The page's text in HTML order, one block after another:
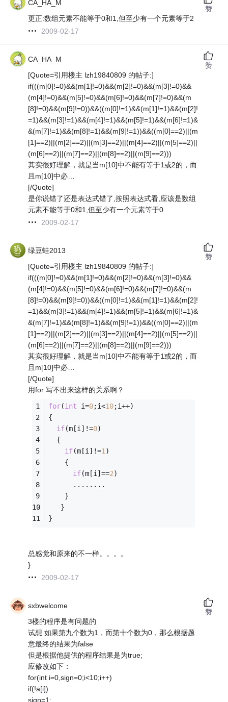
CA_HA_M
更正:数组元素不能等于0和1,但至少有一个元素等于2
2009-02-17
赞
CA_HA_M
[Quote=引用楼主 lzh19840809 的帖子:]
if(((m[0]!=0)&&(m[1]!=0)&&(m[2]!=0)&&(m[3]!=0)&&
(m[4]!=0)&&(m[5]!=0)&&(m[6]!=0)&&(m[7]!=0)&&(m
[8]!=0)&&(m[9]!=0))&&((m[0]!=1)&&(m[1]!=1)&&(m[2]!
=1)&&(m[3]!=1)&&(m[4]!=1)&&(m[5]!=1)&&(m[6]!=1)&
&(m[7]!=1)&&(m[8]!=1)&&(m[9]!=1))&&((m[0]==2)||(m
[1]==2)||(m[2]==2)||(m[3]==2)||(m[4]==2)||(m[5]==2)||
(m[6]==2)||(m[7]==2)||(m[8]==2)||(m[9]==2)))
其实很好理解，就是当m[10]中不能有等于1或2的，而
且m[10]中必…
[/Quote]
是你说错了还是表达式错了,按照表达式看,应该是数组
元素不能等于0和1,但至少有一个元素等于0
2009-02-17
赞
绿豆蛙2013
[Quote=引用楼主 lzh19840809 的帖子:]
if(((m[0]!=0)&&(m[1]!=0)&&(m[2]!=0)&&(m[3]!=0)&&
(m[4]!=0)&&(m[5]!=0)&&(m[6]!=0)&&(m[7]!=0)&&(m
[8]!=0)&&(m[9]!=0))&&((m[0]!=1)&&(m[1]!=1)&&(m[2]!
=1)&&(m[3]!=1)&&(m[4]!=1)&&(m[5]!=1)&&(m[6]!=1)&
&(m[7]!=1)&&(m[8]!=1)&&(m[9]!=1))&&((m[0]==2)||(m
[1]==2)||(m[2]==2)||(m[3]==2)||(m[4]==2)||(m[5]==2)||
(m[6]==2)||(m[7]==2)||(m[8]==2)||(m[9]==2)))
其实很好理解，就是当m[10]中不能有等于1或2的，而
且m[10]中必…
[/Quote]
用for 写不出来这样的关系啊？
for(int i=0;i<10;i++)
{
if(m[i]!=0)
  {
if(m[i]!=1 )
    {
if(m[i]==2)
      ........
    }
   }
}
总感觉和原来的不一样。。。。
}
2009-02-17
赞
sxbwelcome
3楼的程序是有问题的
试想 如果第九个数为1，而第十个数为0，那么根据题
意最终的结果为false
但是根据他提供的程序结果是为true;
应修改如下：
for(int i=0,sign=0;i<10;i++)
if(!a[i])
sign=1;
赞